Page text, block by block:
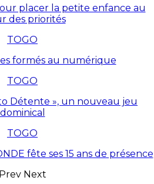
placer la petite enfance au
des priorités
TOGO
formés au numérique
TOGO
Détente », un nouveau jeu
dominical
TOGO
fête ses 15 ans de présence
Prev Next